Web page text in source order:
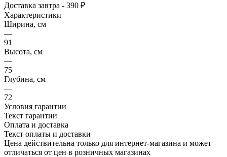
Доставка завтра - 390 ₽
Характеристики
Ширина, см
—
91
Высота, см
—
75
Глубина, см
—
72
Условия гарантии
Текст гарантии
Оплата и доставка
Текст оплаты и доставки
Цена действительна только для интернет-магазина и может
отличаться от цен в розничных магазинах